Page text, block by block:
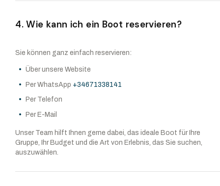
4. Wie kann ich ein Boot reservieren?
Sie können ganz einfach reservieren:
Über unsere Website
Per WhatsApp +34671338141
Per Telefon
Per E-Mail
Unser Team hilft Ihnen gerne dabei, das ideale Boot für Ihre
Gruppe, Ihr Budget und die Art von Erlebnis, das Sie suchen,
auszuwählen.